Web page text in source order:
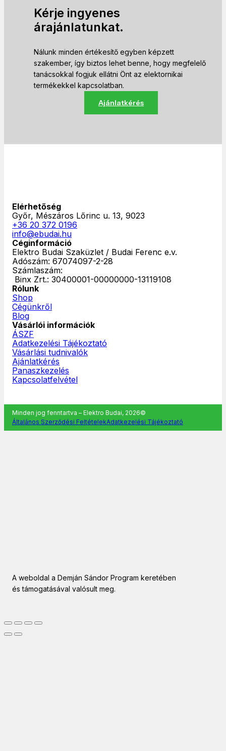
Kérje ingyenes
árajánlatunkat.
Nálunk minden értékesítő egyben képzett
szakember, így biztos lehet benne, hogy megfelelő
tanácsokkal fogjuk ellátni Önt az elektornikai
termékekkel kapcsolatban.
Ajánlatkérés
Elérhetőség
Győr, Mészáros Lőrinc u. 13, 9023
+36 20 372 0196
info@ebudai.hu
Céginformáció
Elektro Budai Szaküzlet / Budai Ferenc e.v.
Adószám: 67074097-2-28
Számlaszám:
‎ Binx Zrt.: 30400001-00000000-13119108
Rólunk
Shop
Cégünkről
Blog
Vásárlói információk
ÁSZF
Adatkezelési Tájékoztató
Vásárlási tudnivalók
Ajánlatkérés
Panaszkezelés
Kapcsolatfelvétel
Minden jog fenntartva – Elektro Budai, 2026©
Általános Szerződési FeltételekAdatkezelési Tájékoztató
A weboldal a Demján Sándor Program keretében
és támogatásával valósult meg.